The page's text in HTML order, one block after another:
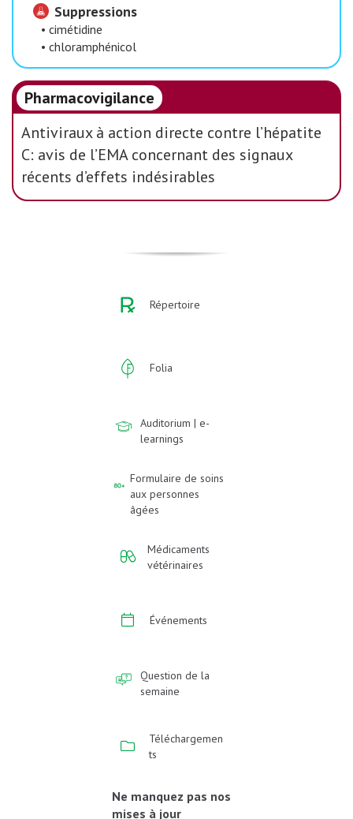
Suppressions
• cimétidine
• chloramphénicol
Pharmacovigilance
Antiviraux à action directe contre l’hépatite
C: avis de l’EMA concernant des signaux
récents d’effets indésirables
Répertoire
Folia
Auditorium | e-
learnings
Formulaire de soins
aux personnes
âgées
Médicaments
vétérinaires
Événements
Question de la
semaine
Téléchargemen
ts
Ne manquez pas nos
mises à jour